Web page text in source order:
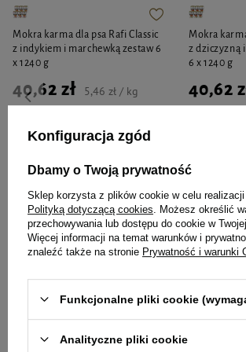
Mokra karma dla psa Rafi Classic
z indykiem i marchewką zestaw 6
x 1240 g
40,62 zł 5,46 zł / kg
- +
Do koszyka
Mokra
z dziczyzną
6 x 1240 g
40,62
Zaufane i polecane
naszych ekspertów
Konfiguracja zgód
Dbamy o Twoją prywatność
Sklep korzysta z plików cookie w celu realizacji
Polityką dotyczącą cookies . Możesz określić
przechowywania lub dostępu do cookie w
Więcej informacji na temat warunków i
znaleźć także na stronie Prywatność i warunki
Funkcjonalne pliki cookie
Analityczne pliki cookie